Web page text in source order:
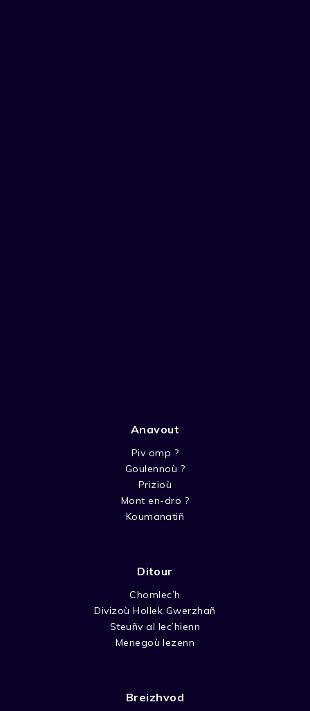
Anavout
Piv omp ?
Goulennoù ?
Prizioù
Mont en-dro ?
Koumanatiñ
Ditour
Chomlec’h
Divizoù Hollek Gwerzhañ
Steuñv al lec’hienn
Menegoù lezenn
Breizhvod